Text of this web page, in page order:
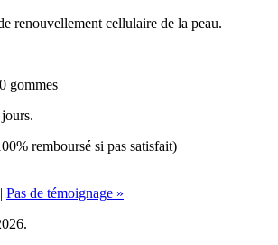
gommes
remboursé si pas satisfait)
Avis et Témoignages.